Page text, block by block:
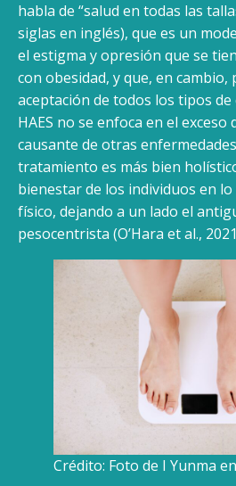
habla de “salud en todas las
siglas en inglés), que es un
el estigma y opresión que se
con obesidad, y que, en cambio,
aceptación de todos los tipos de
HAES no se enfoca en el exceso
causante de otras
tratamiento es más bien
bienestar de los individuos en
físico, dejando a un lado el
pesocentrista (O’Hara et al.,
Crédito: Foto de I Yunma